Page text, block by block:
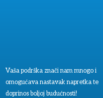
Vaša podrška znači nam mnogo i
omogućava nastavak napretka te
doprinos boljoj budućnosti!